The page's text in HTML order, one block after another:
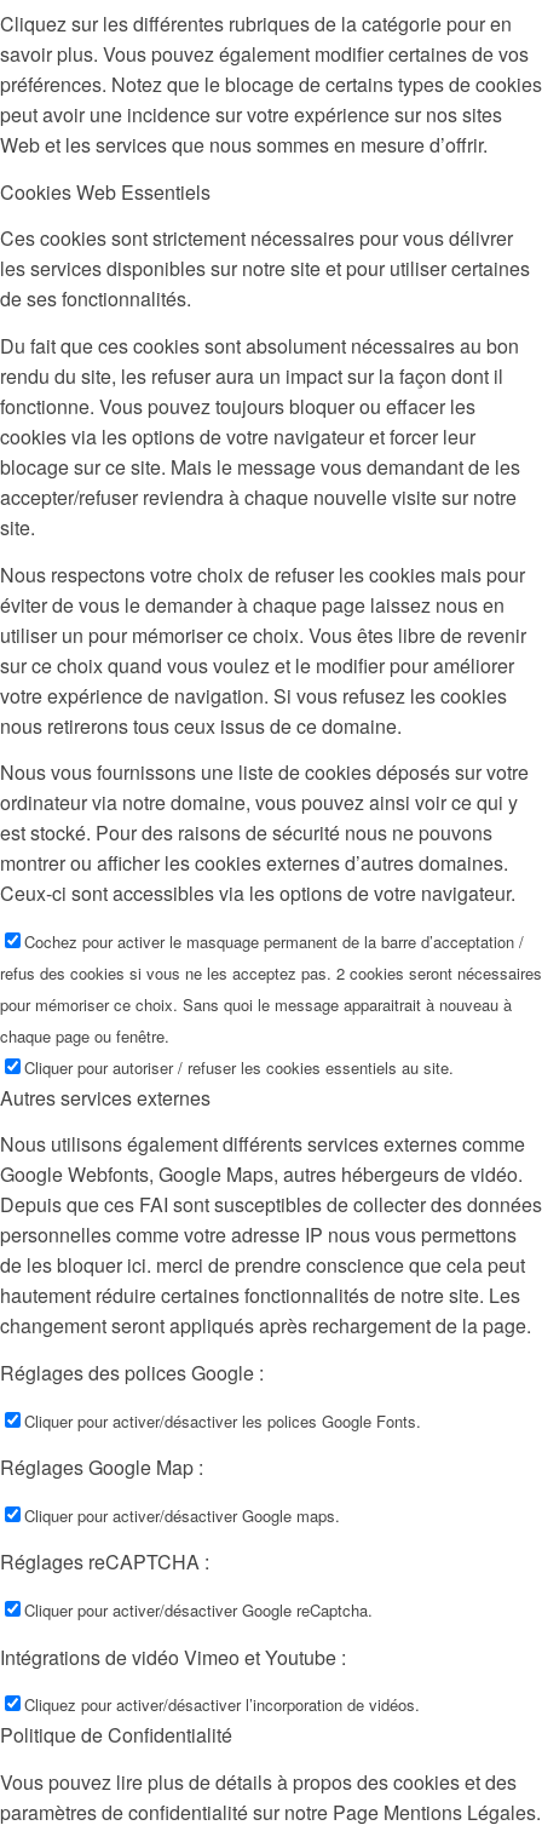
Cliquez sur les différentes rubriques de la catégorie pour en
savoir plus. Vous pouvez également modifier certaines de vos
préférences. Notez que le blocage de certains types de cookies
peut avoir une incidence sur votre expérience sur nos sites
Web et les services que nous sommes en mesure d’offrir.
Cookies Web Essentiels
Ces cookies sont strictement nécessaires pour vous délivrer
les services disponibles sur notre site et pour utiliser certaines
de ses fonctionnalités.
Du fait que ces cookies sont absolument nécessaires au bon
rendu du site, les refuser aura un impact sur la façon dont il
fonctionne. Vous pouvez toujours bloquer ou effacer les
cookies via les options de votre navigateur et forcer leur
blocage sur ce site. Mais le message vous demandant de les
accepter/refuser reviendra à chaque nouvelle visite sur notre
site.
Nous respectons votre choix de refuser les cookies mais pour
éviter de vous le demander à chaque page laissez nous en
utiliser un pour mémoriser ce choix. Vous êtes libre de revenir
sur ce choix quand vous voulez et le modifier pour améliorer
votre expérience de navigation. Si vous refusez les cookies
nous retirerons tous ceux issus de ce domaine.
Nous vous fournissons une liste de cookies déposés sur votre
ordinateur via notre domaine, vous pouvez ainsi voir ce qui y
est stocké. Pour des raisons de sécurité nous ne pouvons
montrer ou afficher les cookies externes d’autres domaines.
Ceux-ci sont accessibles via les options de votre navigateur.
Cochez pour activer le masquage permanent de la barre d’acceptation /
refus des cookies si vous ne les acceptez pas. 2 cookies seront nécessaires
pour mémoriser ce choix. Sans quoi le message apparaitrait à nouveau à
chaque page ou fenêtre.
Cliquer pour autoriser / refuser les cookies essentiels au site.
Autres services externes
Nous utilisons également différents services externes comme
Google Webfonts, Google Maps, autres hébergeurs de vidéo.
Depuis que ces FAI sont susceptibles de collecter des données
personnelles comme votre adresse IP nous vous permettons
de les bloquer ici. merci de prendre conscience que cela peut
hautement réduire certaines fonctionnalités de notre site. Les
changement seront appliqués après rechargement de la page.
Réglages des polices Google :
Cliquer pour activer/désactiver les polices Google Fonts.
Réglages Google Map :
Cliquer pour activer/désactiver Google maps.
Réglages reCAPTCHA :
Cliquer pour activer/désactiver Google reCaptcha.
Intégrations de vidéo Vimeo et Youtube :
Cliquez pour activer/désactiver l’incorporation de vidéos.
Politique de Confidentialité
Vous pouvez lire plus de détails à propos des cookies et des
paramètres de confidentialité sur notre Page Mentions Légales.